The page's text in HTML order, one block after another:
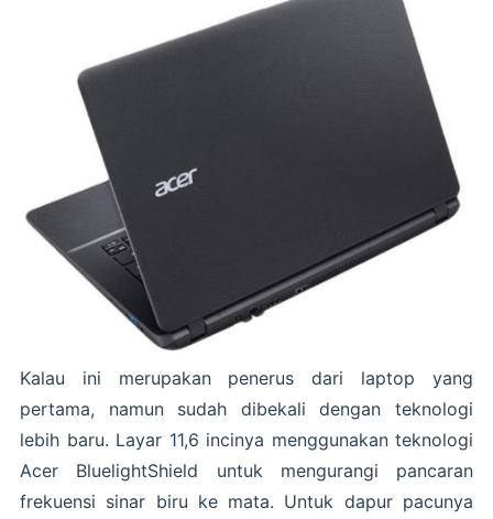
Kalau ini merupakan penerus dari laptop yang
pertama, namun sudah dibekali dengan teknologi
lebih baru. Layar 11,6 incinya menggunakan teknologi
Acer BluelightShield untuk mengurangi pancaran
frekuensi sinar biru ke mata. Untuk dapur pacunya